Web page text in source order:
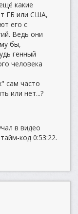
какие
ГБ или США,
его с
Ведь они
бы,
генный
человека
сам часто
или нет...?
в видео
код 0:53:22.